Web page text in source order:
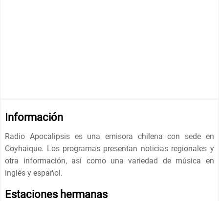
Información
Radio Apocalipsis es una emisora chilena con sede en
Coyhaique. Los programas presentan noticias regionales y
otra información, así como una variedad de música en
inglés y español.
Estaciones hermanas